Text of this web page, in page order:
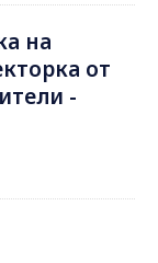
на
от
-